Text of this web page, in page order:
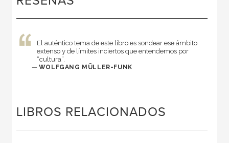
El auténtico tema de este libro es sondear ese ámbito
extenso y de límites inciertos que entendemos por
“cultura”.
— WOLFGANG MÜLLER-FUNK
LIBROS RELACIONADOS